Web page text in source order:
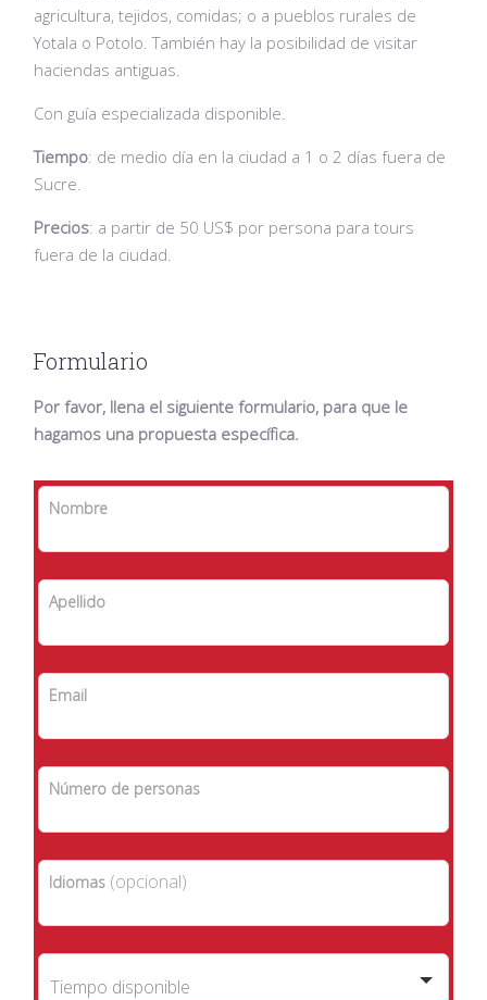
agricultura, tejidos, comidas; o a pueblos rurales de
Yotala o Potolo. También hay la posibilidad de visitar
haciendas antiguas.
Con guía especializada disponible.
Tiempo: de medio día en la ciudad a 1 o 2 días fuera de
Sucre.
Precios: a partir de 50 US$ por persona para tours
fuera de la ciudad.
Formulario
Por favor, llena el siguiente formulario, para que le
hagamos una propuesta específica.
Leave
this
field
blank
Nombre
Apellido
Email
Número de personas
Idiomas (opcional)
Tiempo disponible